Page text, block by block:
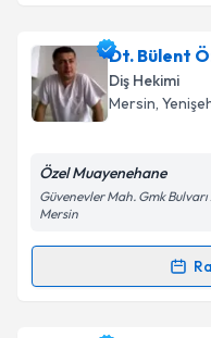
Uzm. Dt. İnan
oluşturun. Size bu
takvim
Kişisel
'ni
kapsamda
Dt. Bülent
Diş Hekimi
Mersin,
Özel Muayenehane
Güvenevler Mah. Gmk
Mersin
Randevu